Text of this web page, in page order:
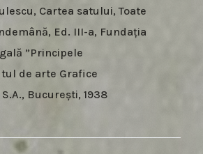
Cartea satului, Toate
Ed. III-a, Fundația
”Principele
de arte Grafice
București, 1938